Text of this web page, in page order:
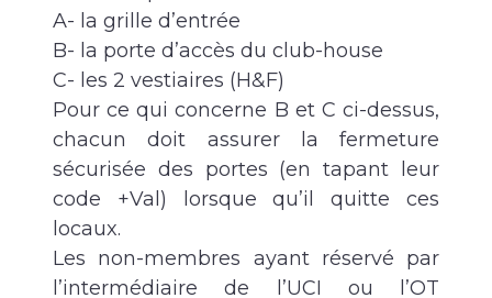
A- la grille d’entrée
B- la porte d’accès du club-house
C- les 2 vestiaires (H&F)
Pour ce qui concerne B et C ci-dessus,
chacun doit assurer la fermeture
sécurisée des portes (en tapant leur
code +Val) lorsque qu’il quitte ces
locaux.
Les non-membres ayant réservé par
l’intermédiaire de l’UCI ou l’OT